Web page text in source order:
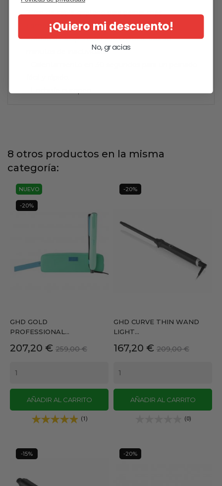
2,7m de cable giratorio para peinar más
cómodamente.
- Modo de suspensión automático: tras 30
minutos de inactividad.
8 otros productos en la misma
categoría:
GHD GOLD
PROFESSIONAL...
Precio
207,20 € Precio
259,00 €
AÑADIR AL CARRITO
(1)
NUEVO
-20%
GHD CURVE THIN WAND
LIGHT...
Precio
167,20 € Precio
209,00 €
AÑADIR AL CARRITO
(0)
-20%
-15% -20%
¡Quiero mi descuento!
No, gracias